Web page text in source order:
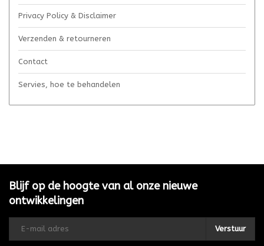
Privacy Policy & Disclaimer
Verzenden & retourneren
Contact
Servies, hoe te behandelen
Blijf op de hoogte van al onze nieuwe
ontwikkelingen
Verstuur